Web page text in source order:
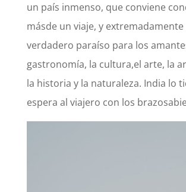
un país inmenso, que conviene
másde un viaje, y
verdadero paraíso para los
gastronomía, la cultura,el arte, la
la historia y la naturaleza. India lo
espera al viajero con los brazos